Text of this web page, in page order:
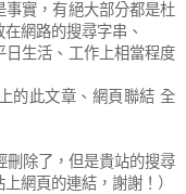
事實，有絕大部分都是杜
網路的搜尋字串、
日生活、工作上相當程度
的此文章、網頁聯結 全
刪除了，但是貴站的搜尋
網頁的連結，謝謝！）